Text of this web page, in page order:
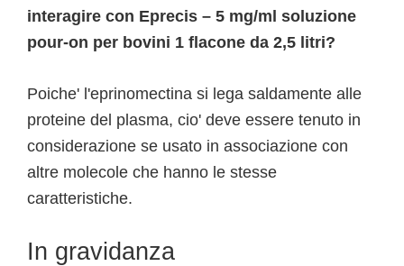
interagire con Eprecis – 5 mg/ml soluzione
pour-on per bovini 1 flacone da 2,5 litri?
Poiche' l'eprinomectina si lega saldamente alle
proteine del plasma, cio' deve essere tenuto in
considerazione se usato in associazione con
altre molecole che hanno le stesse
caratteristiche.
In gravidanza